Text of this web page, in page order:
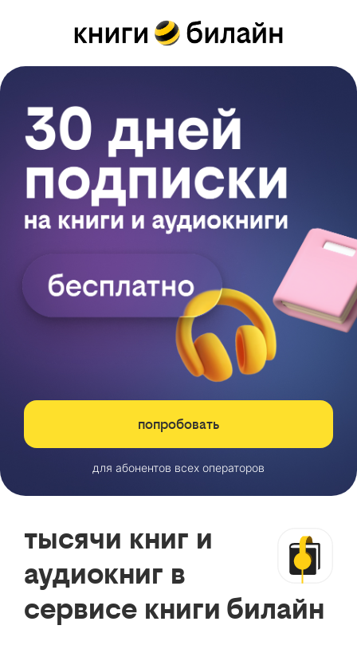
попробовать
для абонентов всех операторов
тысячи книг и
аудиокниг в
сервисе книги билайн